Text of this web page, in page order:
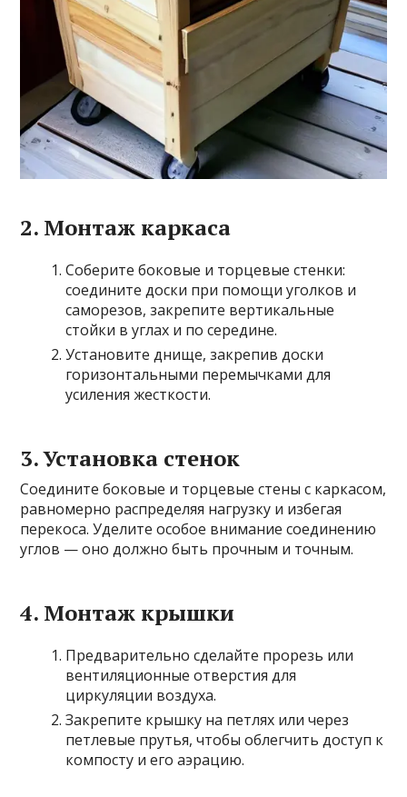
2. Монтаж каркаса
Соберите боковые и торцевые стенки:
соедините доски при помощи уголков и
саморезов, закрепите вертикальные
стойки в углах и по середине.
Установите днище, закрепив доски
горизонтальными перемычками для
усиления жесткости.
3. Установка стенок
Соедините боковые и торцевые стены с каркасом,
равномерно распределяя нагрузку и избегая
перекоса. Уделите особое внимание соединению
углов — оно должно быть прочным и точным.
4. Монтаж крышки
Предварительно сделайте прорезь или
вентиляционные отверстия для
циркуляции воздуха.
Закрепите крышку на петлях или через
петлевые прутья, чтобы облегчить доступ к
компосту и его аэрацию.